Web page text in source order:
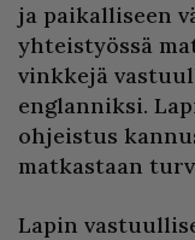
ja paikalliseen
yhteistyössä
vinkkejä
englanniksi.
ohjeistus
matkastaan
Lapin